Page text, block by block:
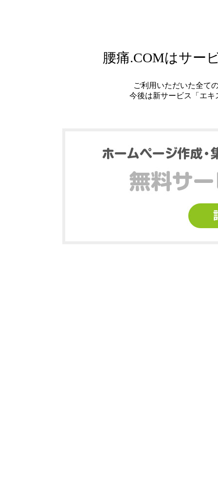
腰痛.COMはサー
ご利用いただいた全て
今後は新サービス「エ